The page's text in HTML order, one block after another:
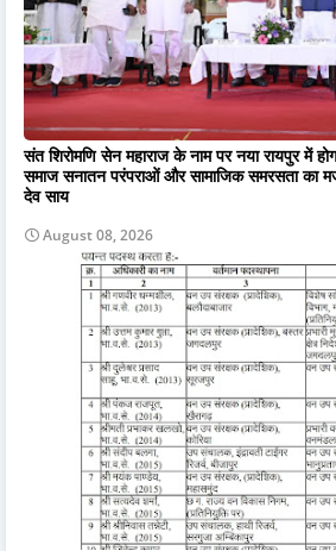
संत शिरोमणि सेन महाराज के नाम पर नया रायपुर में
समाज सनातन परंपराओं और सामाजिक समरसता का
देव साय
August 08, 2026